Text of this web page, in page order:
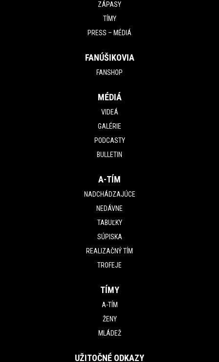
ZÁPASY
TÍMY
PRESS – MÉDIÁ
FANÚŠIKOVIA
FANSHOP
MÉDIÁ
VIDEÁ
GALÉRIE
PODCASTY
BULLETIN
A-TÍM
NADCHÁDZAJÚCE
NEDÁVNE
TABUĽKY
SÚPISKA
REALIZAČNÝ TÍM
TROFEJE
TÍMY
A-TÍM
ŽENY
MLÁDEŽ
UŽITOČNÉ ODKAZY